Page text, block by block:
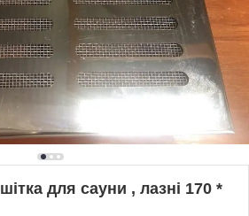
для сауни , лазні 170 *